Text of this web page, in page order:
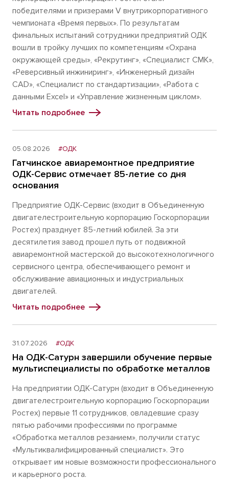
победителями и призерами V внутрикорпоративного
чемпионата «Время первых». По результатам
финальных испытаний сотрудники предприятий ОДК
вошли в тройку лучших по компетенциям «Охрана
окружающей среды», «Рекрутинг», «Специалист СМК»,
«Реверсивный инжиниринг», «Инженерный дизайн
CAD», «Специалист по стандартизации», «Работа с
данными Excel» и «Управление жизненным циклом».
Читать подробнее
05.08.2026 #ОДК
Гатчинское авиаремонтное предприятие
ОДК-Сервис отмечает 85-летие со дня
основания
Предприятие ОДК-Сервис (входит в Объединенную
двигателестроительную корпорацию Госкорпорации
Ростех) празднует 85-летний юбилей. За эти
десятилетия завод прошел путь от подвижной
авиаремонтной мастерской до высокотехнологичного
сервисного центра, обеспечивающего ремонт и
обслуживание авиационных и индустриальных
двигателей.
Читать подробнее
31.07.2026 #ОДК
На ОДК-Сатурн завершили обучение первые
мультиспециалисты по обработке металлов
На предприятии ОДК-Сатурн (входит в Объединенную
двигателестроительную корпорацию Госкорпорации
Ростех) первые 11 сотрудников, овладевшие сразу
пятью рабочими профессиями по программе
«Обработка металлов резанием», получили статус
«Мультиквалифицированный специалист». Это
открывает им новые возможности профессионального
и карьерного роста.